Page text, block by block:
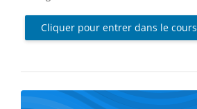
Cliquer pour entrer dans le cours